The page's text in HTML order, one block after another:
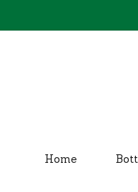
Home